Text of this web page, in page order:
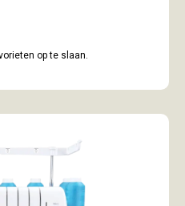
op te slaan.